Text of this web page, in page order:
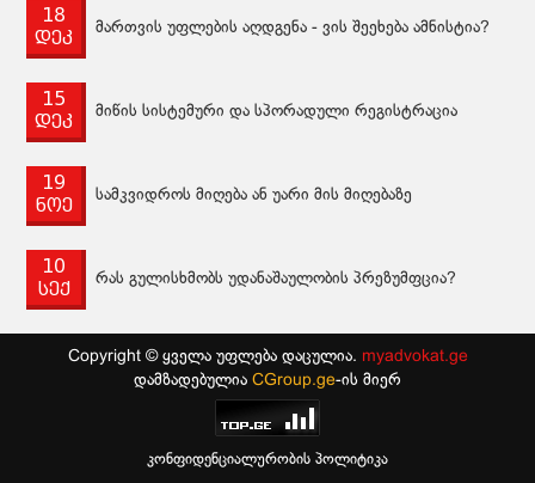
18
დეკ
მართვის უფლების აღდგენა - ვის შეეხება ამნისტია?
15
დეკ
მიწის სისტემური და სპორადული რეგისტრაცია
19
ნოე
სამკვიდროს მიღება ან უარი მის მიღებაზე
10
სექ
რას გულისხმობს უდანაშაულობის პრეზუმფცია?
Copyright © ყველა უფლება დაცულია. myadvokat.ge
დამზადებულია CGroup.ge-ის მიერ
კონფიდენციალურობის პოლიტიკა